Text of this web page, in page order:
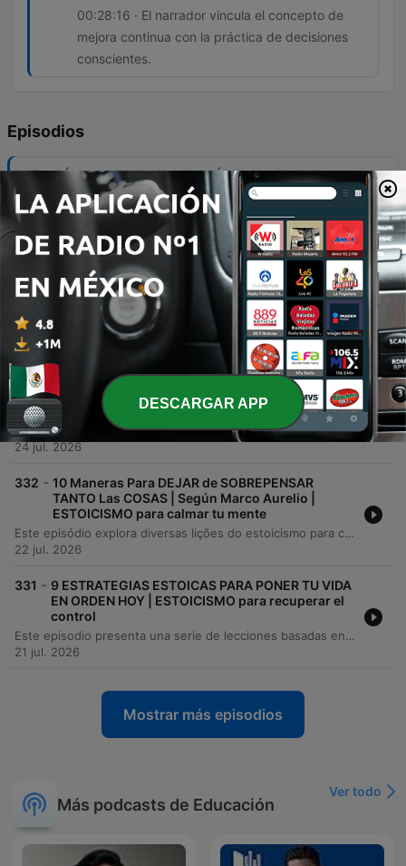
00:28:16 · El narrador vincula el concepto de
mejora continua con la práctica de decisiones
conscientes.
Episodios
335 - CÓMO CRECER 1% CADA DÍA TRANSFORMA
TODO - LECCIONES de ESTOICISMO Para
Construir una Vida Extraordinaria
Este episodio presenta una serie de lecciones basadas en el estoicismo para lograr un crecimiento personal del 1% diario, utilizando las enseñanzas de filósofos como Epicteto, Marco Aurelio y Séneca. Se aborda la importancia de la disciplina, la gestión de las opiniones ajenas, la claridad de roles y el dominio de la mente. Asimismo, se explora la aplicación práctica de esta filosofía a través de la preparación mediante el entrenamiento diario, la coherencia entre palabras y acciones, y el poder de la elección consciente. El contenido enfatiza que el crecimiento se logra mediante pequeñas decisiones diarias y un enfoque en el presente para evitar la parálisis ante las dificultades.
29 jul. 2026
334 -
APRENDE A ACTUAR COMO SI NADA
REALMENTE TE MOLESTARA - SABIDURÍA
ESTOICA para dominar tus emociones
Este episodio presenta una serie de lecciones basadas en la filosofía estoica para desarrollar el autocontrol y la resiliencia emocional. A través de los principios de pensadores como Marco Aurelio, Séneca y Epicteto, se ofrecen estrategias prácticas para gestionar la decepción, las críticas, el miedo y las pequeñas irritaciones cotidianas sin perder la paz interior. Se exploran métodos para proteger la paz propia, evitar reacciones impulsivas ante provocaciones y permitir que la razón guíe las acciones para fortalecer el carácter y asegurar que la mente tome el control sobre los impulsos.
27 jul. 2026
333 -
ARREGLA TU VIDA: Aplica estas 10 PRÁCTICAS
ESTOICAS | ESTOICISMO para recuperar el
control
Este episodio presenta una serie de lecciones basadas en el estoicismo para lograr el orden interior y la transformación personal. A través de prácticas concretas, se aborda desde el entrenamiento de la concentración y el cuidado del cuerpo hasta la gestión de las emociones y la liberación de los vicios modernos. Asimismo, se exploran temas fundamentales como la importancia de la acción sobre la planificación excesiva, la construcción de un valor propio independiente de la aprobación externa y la práctica del perdón para cultivar la resiliencia y la disciplina ante la adversidad.
24 jul. 2026
332 - 10 Maneras Para DEJAR de SOBREPENSAR
TANTO Las COSAS | Según Marco Aurelio |
ESTOICISMO para calmar tu mente
Este episódio explora diversas lições do estoicismo para combater o hábito de sobrepensar, utilizando ensinamentos de Marco Aurélio, Epicteto e Sêneca. O conteúdo aborda temas como a prática da gratidão, a aceitação da impermanência e o foco no esforço em vez do resultado. A jornada continua com estratégias práticas para lidar com a ansiedade, incluindo a decomposição de problemas em passos concretos, a busca por sabedoria externa e a prática do malestar voluntário. O objetivo é ensinar como transformar o excesso de pensamento em resiliência e ação através do foco no presente.
22 jul. 2026
331 - 9 ESTRATEGIAS ESTOICAS PARA PONER TU VIDA
EN ORDEN HOY | ESTOICISMO para recuperar el
control
Este episodio presenta una serie de lecciones basadas en el estoicismo para alcanzar la claridad, la serenidad y el dominio personal. A través de estrategias inspiradas en autores como Séneca, Epicteto y Marco Aurelio, se invita al oyente a tomar el control de su mente, gestionar sus hábitos y valorar el uso del tiempo. El contenido explora cómo la simplicidad, la acción consciente y la gestión de la energía permiten construir un carácter resiliente. El objetivo es aprender a simplificar la vida para encontrar la verdadera libertad y proteger la paz mental frente al caos externo.
21 jul. 2026
Mostrar más episodios
Más podcasts de Educación
Ver todo
DESCARGAR APP